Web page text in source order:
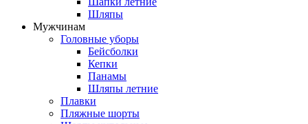
Шляпы
Мужчинам
Головные уборы
Бейсболки
Кепки
Панамы
Шляпы летние
Плавки
Пляжные шорты